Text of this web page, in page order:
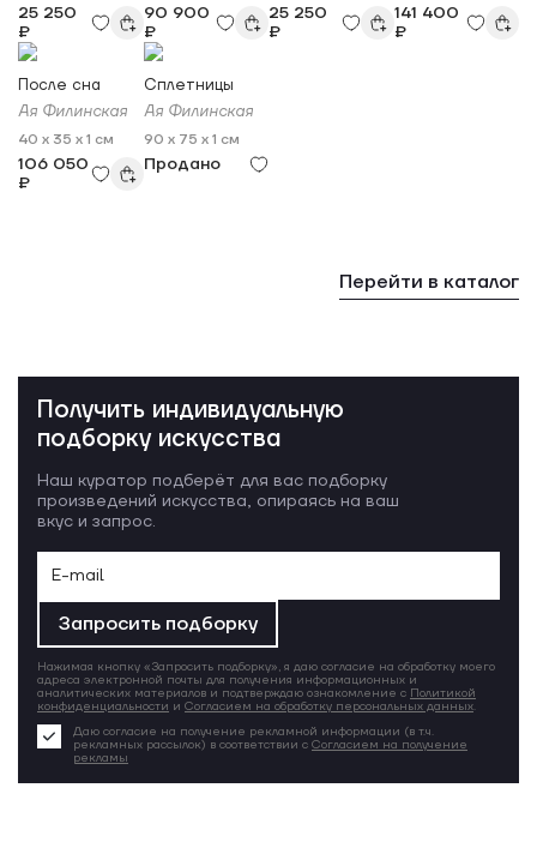
25 250
₽
После сна
Ая Филинская
40 x 35 x 1 см
106 050
₽
90 900
₽
Сплетницы
Ая Филинская
90 x 75 x 1 см
Продано
25 250
₽
141 400
₽
Перейти в каталог
Получить индивидуальную
подборку искусства
Наш куратор подберёт для вас подборку
произведений искусства, опираясь на ваш
вкус и запрос.
Запросить подборку
Нажимая кнопку «Запросить подборку», я даю согласие на обработку моего
адреса электронной почты для получения информационных и
аналитических материалов и подтверждаю ознакомление с Политикой
конфиденциальности и Согласием на обработку персональных данных.
Даю согласие на получение рекламной информации (в т.ч.
рекламных рассылок) в соответствии с Согласием на получение
рекламы